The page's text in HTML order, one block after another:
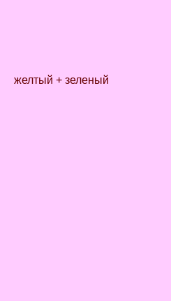
желтый + зеленый